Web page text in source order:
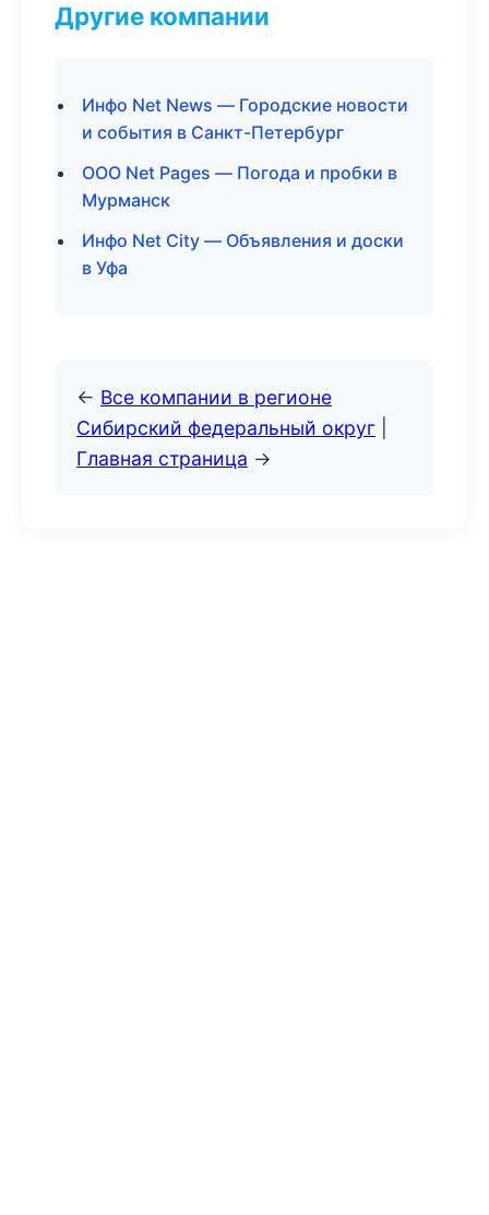
Другие компании
Инфо Net News — Городские новости
и события в Санкт-Петербург
ООО Net Pages — Погода и пробки в
Мурманск
Инфо Net City — Объявления и доски
в Уфа
← Все компании в регионе
Сибирский федеральный округ
Главная страница →